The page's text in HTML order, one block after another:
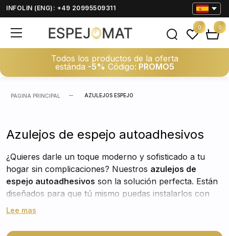
INFOLIN (ENG): +49 20995509311
Todos los productos de la oferta
estánda -5% Código: PROMO5
0 0
PAGINA PRINCIPAL AZULEJOS ESPEJO
Azulejos de espejo autoadhesivos
¿Quieres darle un toque moderno y sofisticado a tu
hogar sin complicaciones? Nuestros azulejos de
espejo autoadhesivos son la solución perfecta. Están
diseñados para que tú mismo puedas instalarlos con
facilidad y sin necesidad de herramientas especiales.
de alta calidad asegura una fijación firme y duradera,
Lee mas